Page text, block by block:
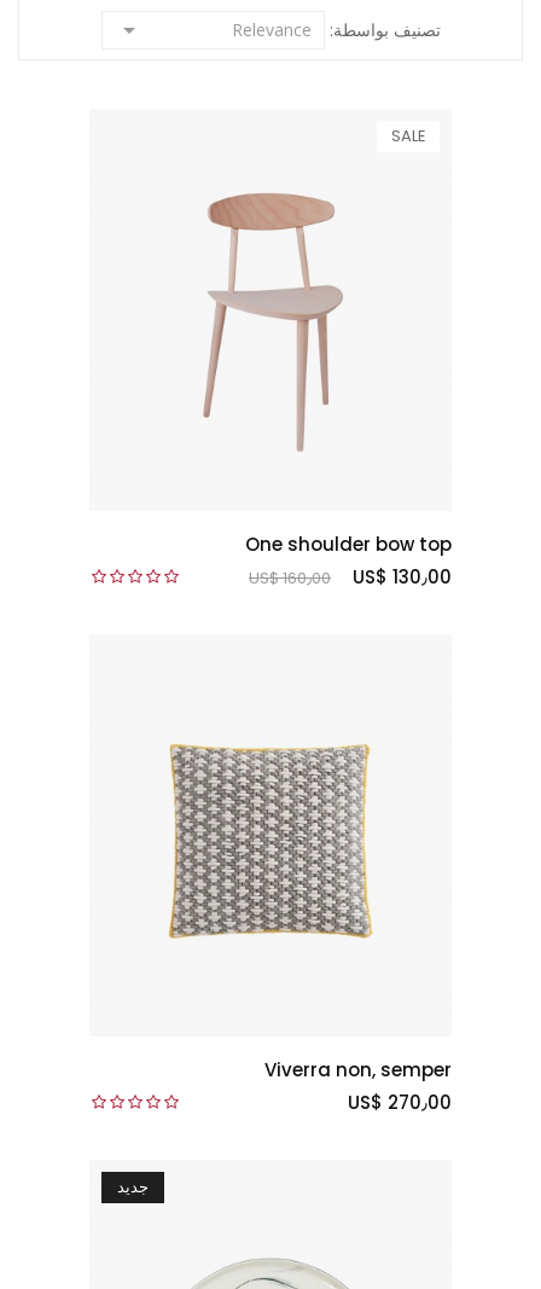
تصنيف بواسطة:
Relevance

SALE
One shoulder bow top
US$ 130٫00
US$ 160٫00
Viverra non, semper
US$ 270٫00
جديد